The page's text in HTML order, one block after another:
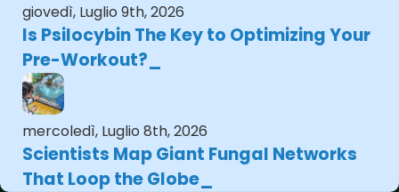
giovedì, Luglio 9th, 2026
Is Psilocybin The Key to Optimizing Your
Pre-Workout?
mercoledì, Luglio 8th, 2026
Scientists Map Giant Fungal Networks
That Loop the Globe